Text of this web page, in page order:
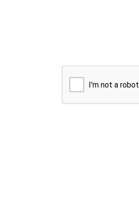
I'm not a robot